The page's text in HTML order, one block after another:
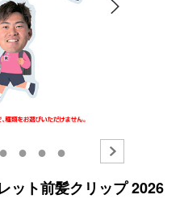
● ● ● ●
ット前髪クリップ 2026